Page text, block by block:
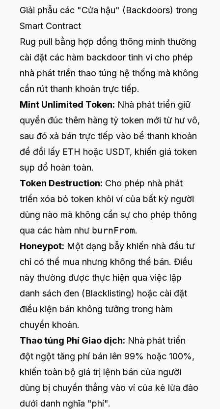
Giải phẫu các "Cửa hậu" (Backdoors) trong
Smart Contract
Rug pull bằng hợp đồng thông minh thường
cài đặt các hàm backdoor tinh vi cho phép
nhà phát triển thao túng hệ thống mà không
cần rút thanh khoản trực tiếp.
Mint Unlimited Token: Nhà phát triển giữ
quyền đúc thêm hàng tỷ token mới từ hư vô,
sau đó xả bán trực tiếp vào bể thanh khoản
để đổi lấy ETH hoặc USDT, khiến giá token
sụp đổ hoàn toàn.
Token Destruction: Cho phép nhà phát
triển xóa bỏ token khỏi ví của bất kỳ người
dùng nào mà không cần sự cho phép thông
qua các hàm như burnFrom.
Honeypot: Một dạng bẫy khiến nhà đầu tư
chỉ có thể mua nhưng không thể bán. Điều
này thường được thực hiện qua việc lập
danh sách đen (Blacklisting) hoặc cài đặt
điều kiện bán không tưởng trong hàm
chuyển khoản.
Thao túng Phí Giao dịch: Nhà phát triển
đột ngột tăng phí bán lên 99% hoặc 100%,
khiến toàn bộ giá trị lệnh bán của người
dùng bị chuyển thẳng vào ví của kẻ lừa đảo
dưới danh nghĩa "phí".